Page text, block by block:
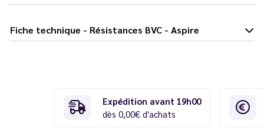
Fiche technique - Résistances BVC - Aspire
Expédition avant 19h00
dès 0,00€ d'achats